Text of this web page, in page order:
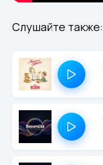
Слушайте также: